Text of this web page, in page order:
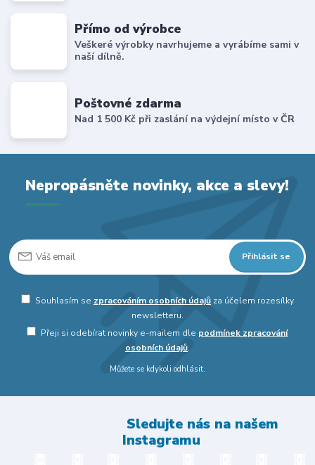
Přímo od výrobce
Veškeré výrobky navrhujeme a vyrábíme sami v
naší dílně.
Poštovné zdarma
Nad 1 500 Kč při zaslání na výdejní místo v ČR
Nepropásněte novinky, akce a slevy!
Přihlásit se
Souhlasím se zpracováním osobních údajůza účelem rozesílky
newsletteru.
Přeji si odebírat novinky e-mailem dle podmínek zpracování
osobních údajů.
Můžete se kdykoli odhlásit.
Sledujte nás na našem
Instagramu